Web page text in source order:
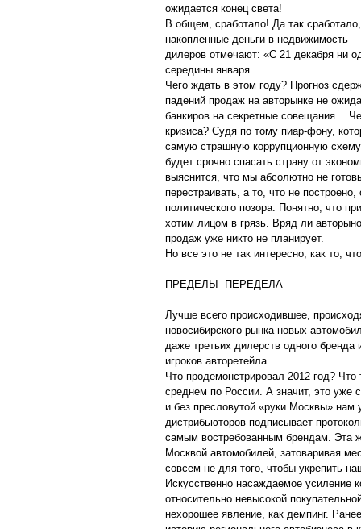
ожидается конец света!
В общем, сработало! Да так
накопленные деньги в недвижимость
дилеров отмечают: «С 21 декабря ни
середины января.
Чего ждать в этом году? Прогноз
падений продаж на авторынке не
банкиров на секретные совещания…
кризиса? Судя по тому пиар-фону,
самую страшную коррупционную
будет срочно спасать страну от
выяснится, что мы абсолютно не
перестраивать, а то, что не
политического позора. Понятно, что
хотим лицом в грязь. Вряд ли
продаж уже никто не планирует.
Но все это не так интересно, как то,
ПРЕДЕЛЫ ПЕРЕДЕЛА
Лучше всего происходившее,
новосибирского рынка новых
даже третьих дилерств одного
игроков авторетейла.
Что продемонстрировал 2012 год?
среднем по России. А значит, это уже
и без пресловутой «руки Москвы» нам
дистрибьюторов подписывает
самым востребованным брендам. Эта
Москвой автомобилей, затоваривая
совсем не для того, чтобы укрепить
Искусственно насаждаемое усиление
относительно невысокой
нехорошее явление, как демпинг.